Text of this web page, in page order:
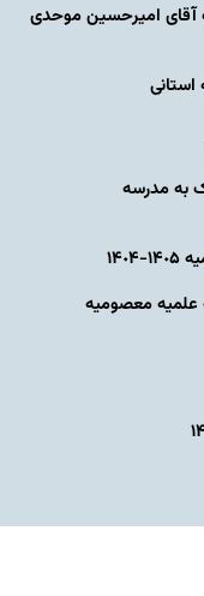
آقای امیرحسین موحدی
استانی
به مدرسه
علمیه معصومیه